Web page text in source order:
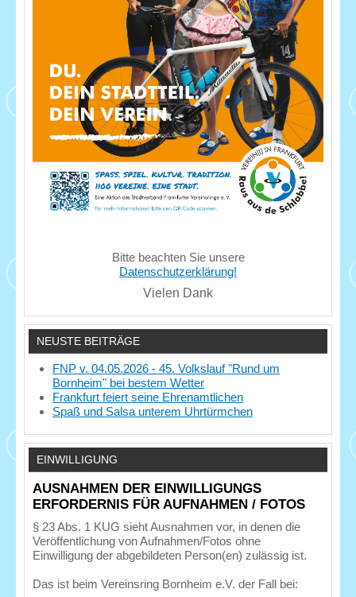
Bitte beachten Sie unsere
Datenschutzerklärung!
Vielen Dank
NEUSTE BEITRÄGE
FNP v. 04.05.2026 - 45. Volkslauf "Rund um
Bornheim" bei bestem Wetter
Frankfurt feiert seine Ehrenamtlichen
Spaß und Salsa unterem Uhrtürmchen
EINWILLIGUNG
AUSNAHMEN DER EINWILLIGUNGS
ERFORDERNIS FÜR AUFNAHMEN / FOTOS
§ 23 Abs. 1 KUG sieht Ausnahmen vor, in denen die
Veröffentlichung von Aufnahmen/Fotos ohne
Einwilligung der abgebildeten Person(en) zulässig ist.
Das ist beim Vereinsring Bornheim e.V. der Fall bei: